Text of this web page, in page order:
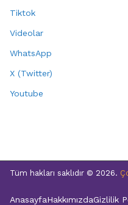
Tiktok
Videolar
WhatsApp
X (Twitter)
Youtube
Tüm hakları saklıdır © 2026.
AnasayfaHakkımızdaGizlilik